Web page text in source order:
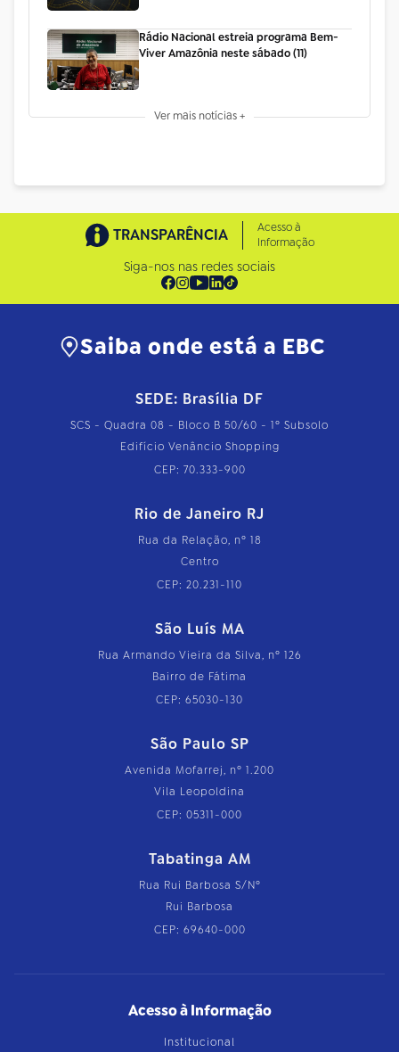
Rádio Nacional estreia programa Bem-
Viver Amazônia neste sábado (11)
Ver mais notícias +
TRANSPARÊNCIA
Acesso à
Informação
Siga-nos nas redes sociais
Saiba onde está a EBC
SEDE: Brasília DF
SCS - Quadra 08 - Bloco B 50/60 - 1º Subsolo
Edifício Venâncio Shopping
CEP: 70.333-900
Rio de Janeiro RJ
Rua da Relação, nº 18
Centro
CEP: 20.231-110
São Luís MA
Rua Armando Vieira da Silva, nº 126
Bairro de Fátima
CEP: 65030-130
São Paulo SP
Avenida Mofarrej, nº 1.200
Vila Leopoldina
CEP: 05311-000
Tabatinga AM
Rua Rui Barbosa S/Nº
Rui Barbosa
CEP: 69640-000
Acesso à Informação
Institucional